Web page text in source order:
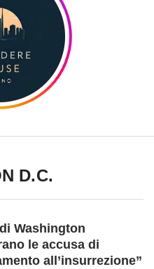
D.C.
Washington
le accusa di
all’insurrezione”